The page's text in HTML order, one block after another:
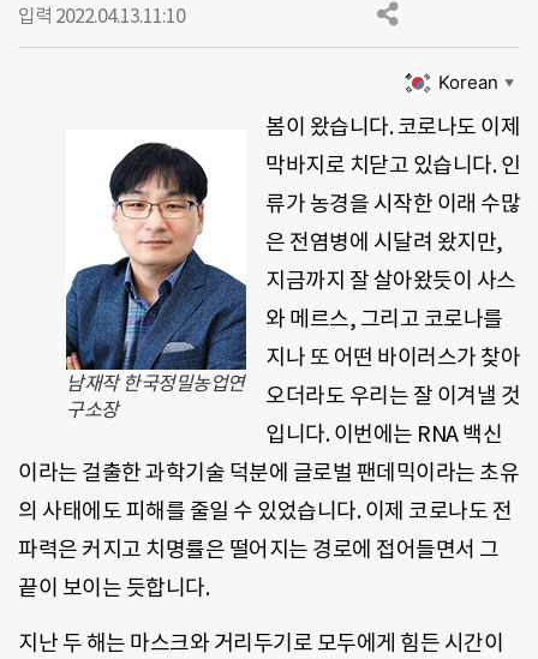
입력 2022.04.13.11:10
Korean ▼
남재작 한국정밀농업연
구소장
봄이 왔습니다. 코로나도 이제
막바지로 치닫고 있습니다. 인
류가 농경을 시작한 이래 수많
은 전염병에 시달려 왔지만,
지금까지 잘 살아왔듯이 사스
와 메르스, 그리고 코로나를
지나 또 어떤 바이러스가 찾아
오더라도 우리는 잘 이겨낼 것
입니다. 이번에는 RNA 백신
이라는 걸출한 과학기술 덕분에 글로벌 팬데믹이라는 초유
의 사태에도 피해를 줄일 수 있었습니다. 이제 코로나도 전
파력은 커지고 치명률은 떨어지는 경로에 접어들면서 그
끝이 보이는 듯합니다.
지난 두 해는 마스크와 거리두기로 모두에게 힘든 시간이